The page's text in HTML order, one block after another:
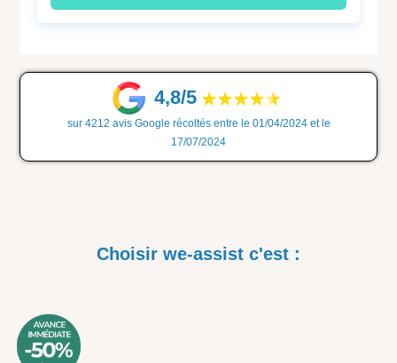
4,8/5
sur 4212 avis Google récoltés entre le 01/04/2024 et le
17/07/2024
Choisir we-assist c'est :